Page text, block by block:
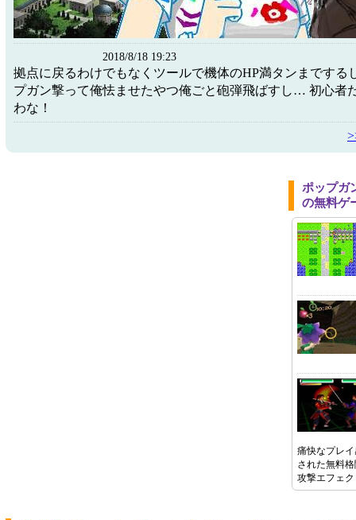
2018/8/18 19:23
拠点に戻るわけでもなくツールで機体のHP満タンまでする
プガン撃って俺怯ませたやつ俺ごと砲弾飛ばすし… 初心者
わな！
ポップガ
の無料ゲ
痛快なプレ
された無料
攻撃エフェ